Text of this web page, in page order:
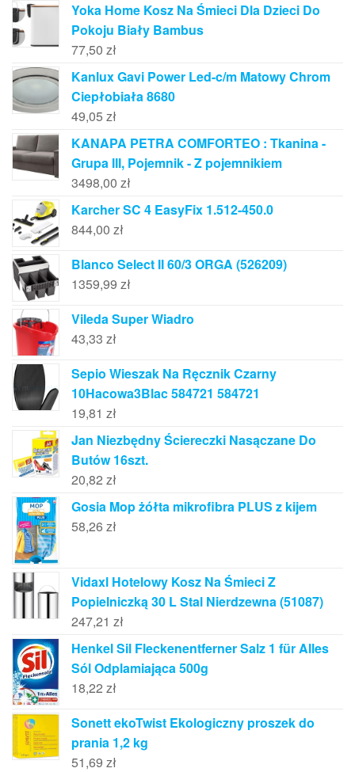
Yoka Home Kosz Na Śmieci Dla Dzieci Do
Pokoju Biały Bambus
77,50 zł
Kanlux Gavi Power Led-c/m Matowy Chrom
Ciepłobiała 8680
49,05 zł
KANAPA PETRA COMFORTEO : Tkanina -
Grupa III, Pojemnik - Z pojemnikiem
3498,00 zł
Karcher SC 4 EasyFix 1.512-450.0
844,00 zł
Blanco Select II 60/3 ORGA (526209)
1359,99 zł
Vileda Super Wiadro
43,33 zł
Sepio Wieszak Na Ręcznik Czarny
10Hacowa3Blac 584721 584721
19,81 zł
Jan Niezbędny Ściereczki Nasączane Do
Butów 16szt.
20,82 zł
Gosia Mop żółta mikrofibra PLUS z kijem
58,26 zł
Vidaxl Hotelowy Kosz Na Śmieci Z
Popielniczką 30 L Stal Nierdzewna (51087)
247,21 zł
Henkel Sil Fleckenentferner Salz 1 für Alles
Sól Odplamiająca 500g
18,22 zł
Sonett ekoTwist Ekologiczny proszek do
prania 1,2 kg
51,69 zł